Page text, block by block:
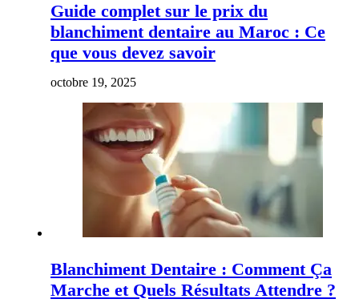
Guide complet sur le prix du
blanchiment dentaire au Maroc : Ce
que vous devez savoir
octobre 19, 2025
Blanchiment Dentaire : Comment Ça
Marche et Quels Résultats Attendre ?